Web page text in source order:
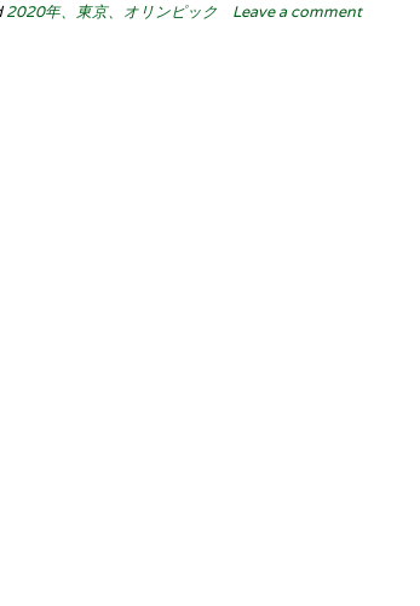
2020年、東京、オリンピック Leave a comment